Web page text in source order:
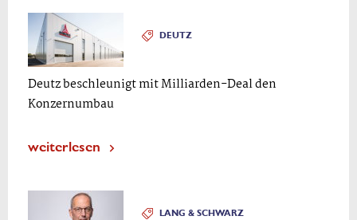
DEUTZ
Deutz beschleunigt mit Milliarden-Deal den
Konzernumbau
weiterlesen
LANG & SCHWARZ